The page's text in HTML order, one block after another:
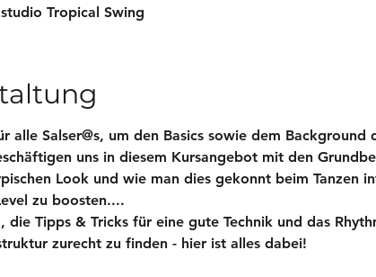
Tropical Swing
alle Salser@s, um den Basics sowie dem Background
uns in diesem Kursangebot mit den
Look und wie man dies gekonnt beim Tanzen
zu boosten....
die Tipps & Tricks für eine gute Technik und das
zurecht zu finden - hier ist alles dabei!